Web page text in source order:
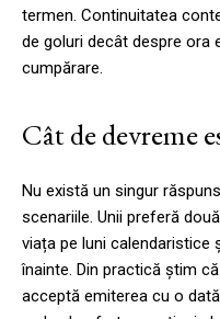
termen. Continuitatea
de goluri decât despre ora
cumpărare.
Cât de devreme
Nu există un singur
scenariile. Unii preferă
viața pe luni calendaristice
înainte. Din practică știm
acceptă emiterea cu o